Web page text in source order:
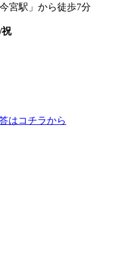
宮駅」から徒歩7分
祝